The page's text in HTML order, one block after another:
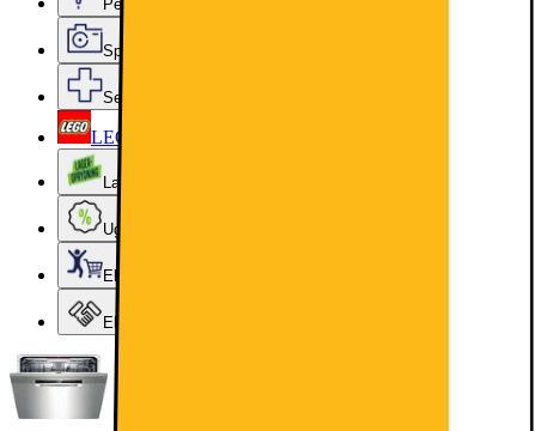
Personlig pleje, Skønhed & Velvære
Sport, Fritid & Hobby
Services & tilbehør
LEGO
Lageroprydning
Ugens tilbud - og andre gode priser
Elgigantens Kundeklub
Elgiganten Erhverv